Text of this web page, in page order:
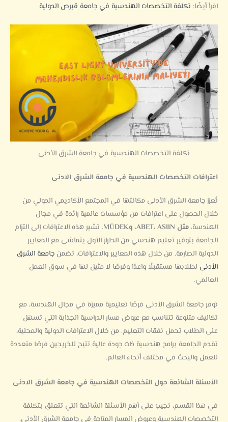
اقرأ أيضًا: تكلفة التخصصات الهندسية في جامعة قبرص الدولية
تكلفة التخصصات الهندسية في جامعة الشرق الأدنى
اعترافات التخصصات الهندسية في جامعة الشرق الادنى
تُعزز جامعة الشرق الأدنى مكانتها في المجتمع الأكاديمي الدولي من
خلال الحصول على اعترافات من مؤسسات عالمية رائدة في مجال
الهندسة، مثل ABET، ASIIN، وMÜDEK
. تشير هذه الاعترافات إلى التزام
الجامعة بتوفير تعليم هندسي من الطراز الأول يتماشى مع المعايير
الدولية الصارمة. من خلال هذه المعايير والاعترافات، تضمن جامعة الشرق
الأدنى لطلابها مستقبلًا واعدًا وفرصًا لا مثيل لها في سوق العمل
العالمي.
توفر جامعة الشرق الأدنى فرصًا تعليمية مميزة في مجال الهندسة، مع
تكاليف متنوعة تتناسب مع عروض مسار الدراسية الجذابة التي تسهل
على الطلاب تحمل نفقات التعليم. من خلال الاعترافات الدولية والمحلية،
تقدم الجامعة برامج هندسية ذات جودة عالية تتيح للخريجين فرصًا متعددة
للعمل والبحث في مختلف أنحاء العالم.
الأسئلة الشائعة حول التخصصات الهندسية في جامعة الشرق الادنى
في هذا القسم، نجيب على أهم الأسئلة الشائعة التي تتعلق بتكلفة
التخصصات الهندسية وعروض المسار المتاحة في جامعة الشرق الأدنى.